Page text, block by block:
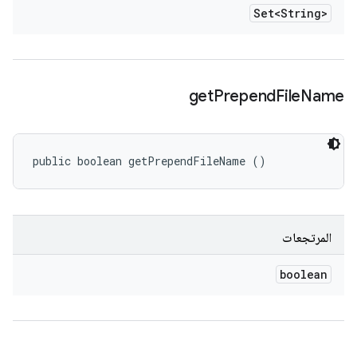
Set<String>
getPrependFileName
public boolean getPrependFileName ()
المرتجعات
boolean